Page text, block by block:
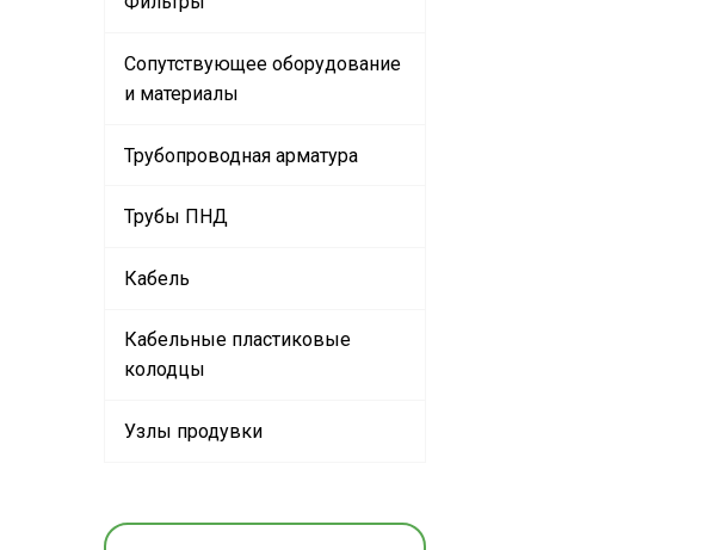
Сопутствующее оборудование
и материалы
Трубопроводная арматура
Трубы ПНД
Кабель
Кабельные пластиковые
колодцы
Узлы продувки